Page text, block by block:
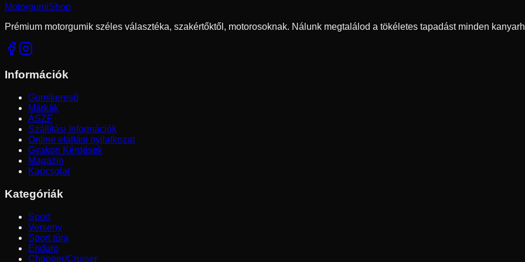
MotorgumiShop
Prémium motorgumik széles választéka, szakértőktől, motorosoknak. Nálunk megtalálod a tökéletes tapadást minden
Információk
Gumikereső
Márkák
ÁSZF
Szállítási Információk
Online elállási nyilatkozat
Gyakori Kérdések
Magazin
Kapcsolat
Kategóriák
Sport
Verseny
Sport túra
Enduro
Chopper/Cruiser